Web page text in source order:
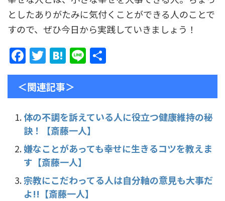
としたありがたみに気付くことができる人のことで
すので、ぜひ今日から実践していきましょう！
F
a
c
e
b
o
o
k
T
w
itt
er
H
at
e
n
a
Li
n 有
＜関連記事＞
体の不調を訴えている人に役立つ健康維持の秘
訣！【斎藤一人】
嫌なことがあっても幸せに生きるコツを教えま
す【斎藤一人】
宗教にこだわってる人は自分軸の意見も大事だ
よ!!【斎藤一人】